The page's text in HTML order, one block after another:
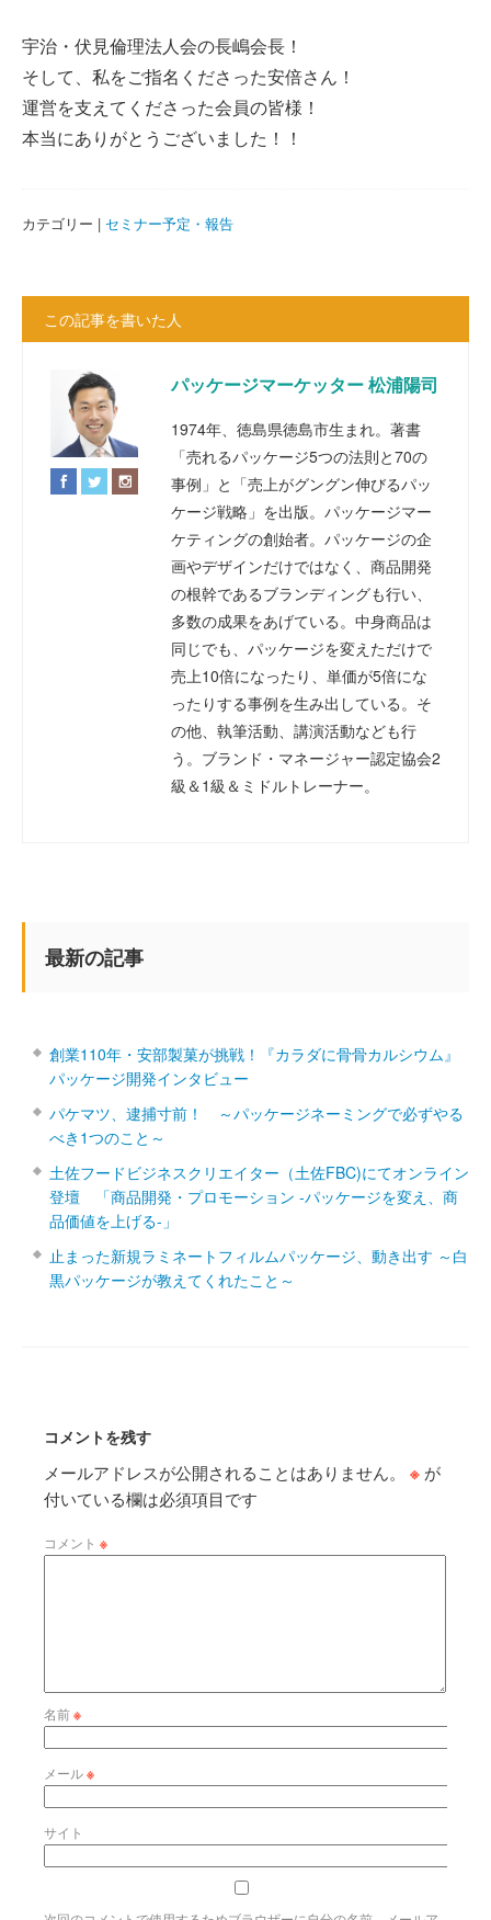
宇治・伏見倫理法人会の長嶋会長！
そして、私をご指名くださった安倍さん！
運営を支えてくださった会員の皆様！
本当にありがとうございました！！
カテゴリー | セミナー予定・報告
この記事を書いた人
パッケージマーケッター 松浦陽司
1974年、徳島県徳島市生まれ。著書
「売れるパッケージ5つの法則と70の
事例」と「売上がグングン伸びるパッ
ケージ戦略」を出版。パッケージマー
ケティングの創始者。パッケージの企
画やデザインだけではなく、商品開発
の根幹であるブランディングも行い、
多数の成果をあげている。中身商品は
同じでも、パッケージを変えただけで
売上10倍になったり、単価が5倍にな
ったりする事例を生み出している。そ
の他、執筆活動、講演活動なども行
う。ブランド・マネージャー認定協会2
級＆1級＆ミドルトレーナー。
最新の記事
創業110年・安部製菓が挑戦！『カラダに骨骨カルシウム』
パッケージ開発インタビュー
パケマツ、逮捕寸前！ ～パッケージネーミングで必ずやる
べき1つのこと～
土佐フードビジネスクリエイター（土佐FBC)にてオンライン
登壇 「商品開発・プロモーション ‐パッケージを変え、商
品価値を上げる‐」
止まった新規ラミネートフィルムパッケージ、動き出す ～白
黒パッケージが教えてくれたこと～
コメントを残す
メールアドレスが公開されることはありません。 ※ が
付いている欄は必須項目です
コメント ※
名前※
メール※
サイト